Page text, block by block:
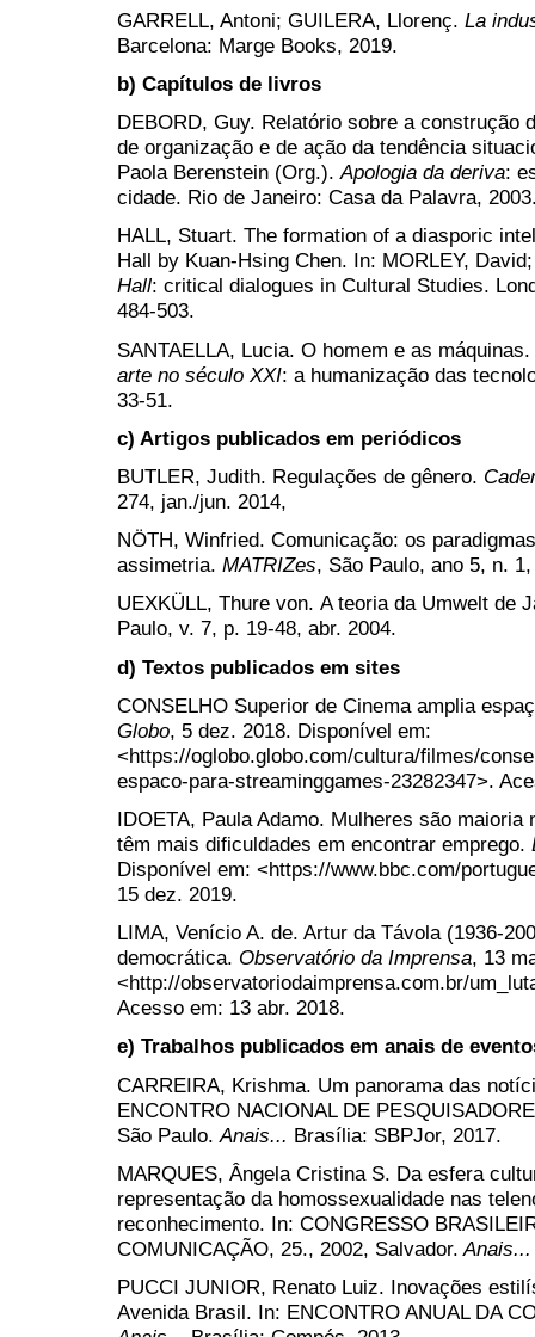
GARRELL, Antoni; GUILERA, Llorenç. La
Barcelona: Marge Books, 2019.
b) Capítulos de livros
DEBORD, Guy. Relatório sobre a construção
de organização e de ação da tendência
Paola Berenstein (Org.).Apologia da deriva:
cidade. Rio de Janeiro: Casa da Palavra,
HALL, Stuart. The formation of a diasporic
Hall by Kuan-Hsing Chen. In: MORLEY,
Hall: critical dialogues in Cultural Studies.
484-503.
SANTAELLA, Lucia. O homem e as
arte no século XXI: a humanização das
33-51.
c) Artigos publicados em periódicos
BUTLER, Judith. Regulações de gênero.
274, jan./jun. 2014,
NÖTH, Winfried. Comunicação: os
assimetria. MATRIZes, São Paulo, ano 5, n.
UEXKÜLL, Thure von. A teoria da Umwelt de
Paulo, v. 7, p. 19-48, abr. 2004.
d) Textos publicados em sites
CONSELHO Superior de Cinema amplia
Globo, 5 dez. 2018. Disponível em:
<https://oglobo.globo.com/cultura/filmes/
espaco-para-streaminggames-23282347>.
IDOETA, Paula Adamo. Mulheres são
têm mais dificuldades em encontrar emprego.
Disponível em: <https://www.bbc.com/
15 dez. 2019.
LIMA, Venício A. de. Artur da Távola (1936-
democrática. Observatório da Imprensa, 13
<http://observatoriodaimprensa.com.br/
Acesso em: 13 abr. 2018.
e) Trabalhos publicados em anais de
CARREIRA, Krishma. Um panorama das
ENCONTRO NACIONAL DE
São Paulo. Anais... Brasília: SBPJor, 2017.
MARQUES, Ângela Cristina S. Da esfera
representação da homossexualidade nas
reconhecimento. In: CONGRESSO
COMUNICAÇÃO, 25., 2002, Salvador.
PUCCI JUNIOR, Renato Luiz. Inovações
Avenida Brasil. In: ENCONTRO ANUAL DA